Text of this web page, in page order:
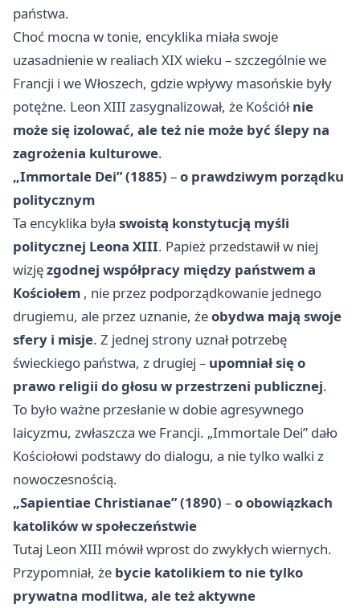
państwa.
Choć mocna w tonie, encyklika miała swoje
uzasadnienie w realiach XIX wieku – szczególnie we
Francji i we Włoszech, gdzie wpływy masońskie były
potężne. Leon XIII zasygnalizował, że Kościółnie
może się izolować, ale też nie może być ślepy na
zagrożenia kulturowe.
„Immortale Dei” (1885) –o prawdziwym porządku
politycznym
Ta encyklika była swoistą konstytucją myśli
politycznej Leona XIII. Papież przedstawił w niej
wizjęzgodnej współpracy między państwem a
Kościołem , nie przez podporządkowanie jednego
drugiemu, ale przez uznanie, żeobydwa mają swoje
sfery i misje. Z jednej strony uznał potrzebę
świeckiego państwa, z drugiej – upomniał się o
prawo religii do głosu w przestrzeni publicznej.
To było ważne przesłanie w dobie agresywnego
laicyzmu, zwłaszcza we Francji. „Immortale Dei” dało
Kościołowi podstawy do dialogu, a nie tylko walki z
nowoczesnością.
„Sapientiae Christianae” (1890) –o obowiązkach
katolików w społeczeństwie
Tutaj Leon XIII mówił wprost do zwykłych wiernych.
Przypomniał, że bycie katolikiem to nie tylko
prywatna modlitwa, ale też aktywne